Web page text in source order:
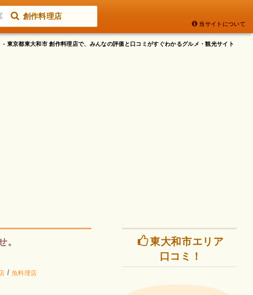
創作料理店
当サイトについて
- 東京都東大和市 創作料理店で、みんなの評価と口コミがすぐわかるグルメ・観光サイト
。
/魚料理店
東大和市エリア
口コミ！